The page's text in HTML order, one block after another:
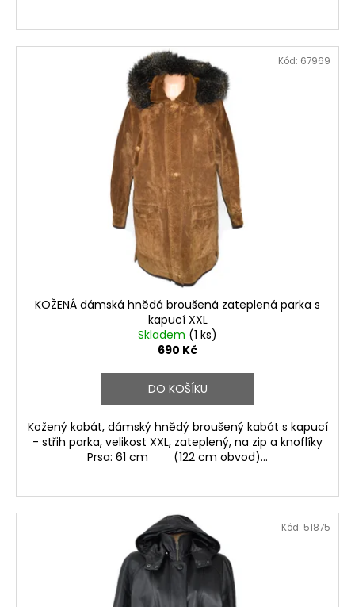
KOŽENÁ dámská hnědá broušená zateplená parka s
kapucí XXL
Skladem (1 ks)
690 Kč
DO KOŠÍKU
Kožený kabát, dámský hnědý broušený kabát s kapucí
- střih parka, velikost XXL, zateplený, na zip a knoflíky
Prsa: 61 cm (122 cm obvod)...
Kód: 67969
Kód: 51875